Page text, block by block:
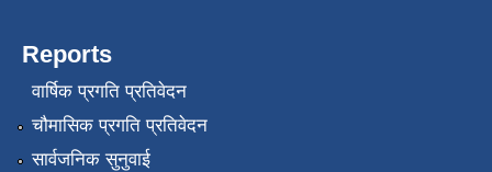
Reports
वार्षिक प्रगति प्रतिवेदन
चौमासिक प्रगति प्रतिवेदन
सार्वजनिक सुनुवाई